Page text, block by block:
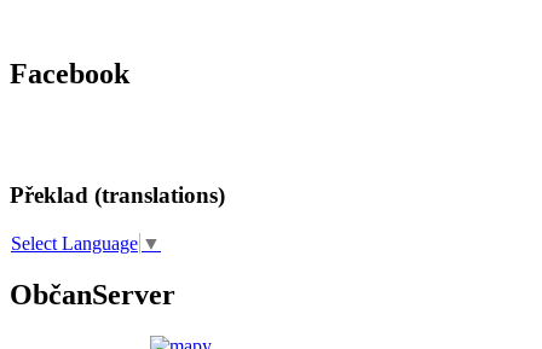
Facebook
Překlad (translations)
Select Language ▼
ObčanServer